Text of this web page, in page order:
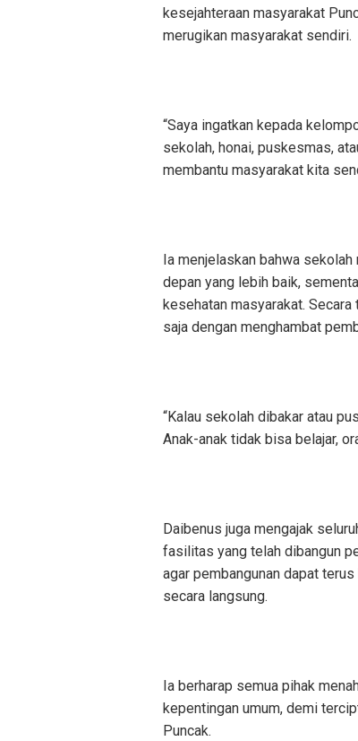
kesejahteraan masyarakat
merugikan masyarakat sendiri.
“Saya ingatkan kepada
sekolah, honai, puskesmas,
membantu masyarakat kita
Ia menjelaskan bahwa
depan yang lebih baik,
kesehatan masyarakat.
saja dengan menghambat
“Kalau sekolah dibakar atau
Anak-anak tidak bisa belajar,
Daibenus juga mengajak
fasilitas yang telah dibangun
agar pembangunan dapat
secara langsung.
Ia berharap semua pihak
kepentingan umum, demi
Puncak.